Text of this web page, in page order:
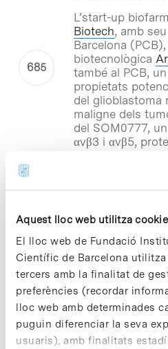
Aquest lloc web utilitza
El lloc web de Fundació
Científic de Barcelona
tercers amb la finalitat de
preferències (recordar
lloc web amb determinades
puguin diferenciar la seva
usuaris), amb finalitats
L’start-up
Biotech, amb
Barcelona
biotecnològica
també al PCB,
propietats
del glioblastoma
maligne dels
del SOM0777,
αvβ3 i αvβ5,
molt activament
cèl·lules al seu
que el seu
Agrasys porta
primer cereal
del món per al
Notícies
Agrasys, una
Superior